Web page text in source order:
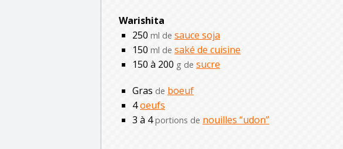
Warishita
250 ml de sauce soja
150 ml de saké de cuisine
150 à 200 g de sucre
Gras de boeuf
4oeufs
3 à 4 portions de nouilles “udon”